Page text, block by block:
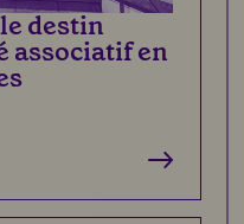
destin
associatif en